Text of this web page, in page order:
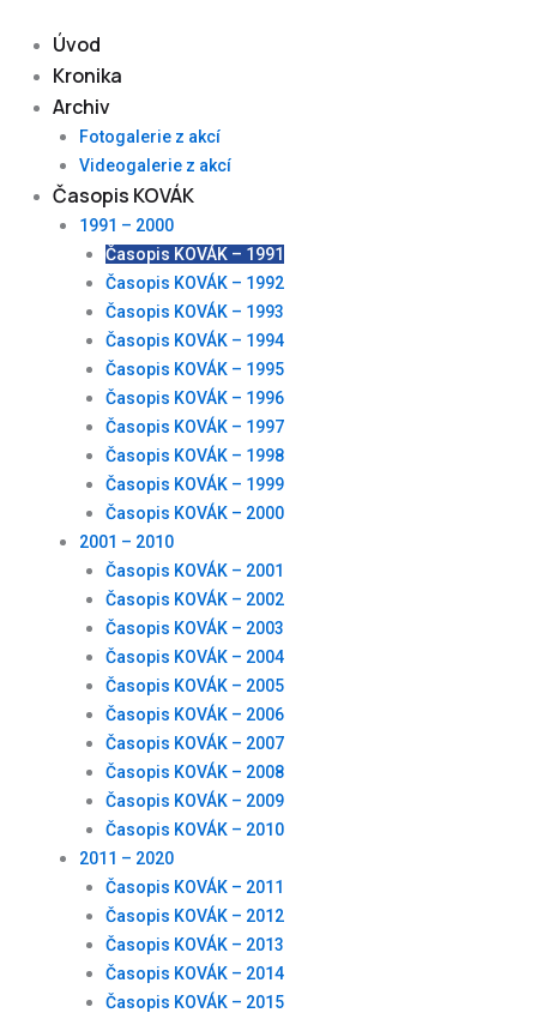
content
Úvod
Kronika
Archiv
Fotogalerie z akcí
Videogalerie z akcí
Časopis KOVÁK
1991 – 2000
Časopis KOVÁK – 1991
Časopis KOVÁK – 1992
Časopis KOVÁK – 1993
Časopis KOVÁK – 1994
Časopis KOVÁK – 1995
Časopis KOVÁK – 1996
Časopis KOVÁK – 1997
Časopis KOVÁK – 1998
Časopis KOVÁK – 1999
Časopis KOVÁK – 2000
2001 – 2010
Časopis KOVÁK – 2001
Časopis KOVÁK – 2002
Časopis KOVÁK – 2003
Časopis KOVÁK – 2004
Časopis KOVÁK – 2005
Časopis KOVÁK – 2006
Časopis KOVÁK – 2007
Časopis KOVÁK – 2008
Časopis KOVÁK – 2009
Časopis KOVÁK – 2010
2011 – 2020
Časopis KOVÁK – 2011
Časopis KOVÁK – 2012
Časopis KOVÁK – 2013
Časopis KOVÁK – 2014
Časopis KOVÁK – 2015